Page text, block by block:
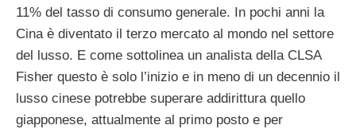
11% del tasso di consumo generale. In pochi anni la
Cina è diventato il terzo mercato al mondo nel settore
del lusso. E come sottolinea un analista della CLSA
Fisher questo è solo l’inizio e in meno di un decennio il
lusso cinese potrebbe superare addirittura quello
giapponese, attualmente al primo posto e per